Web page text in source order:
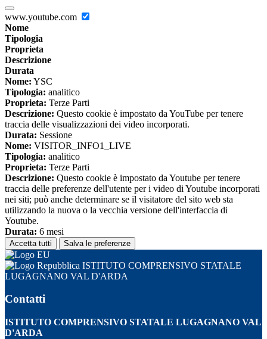
www.youtube.com
Nome
Tipologia
Proprieta
Descrizione
Durata
Nome: YSC
Tipologia: analitico
Proprieta: Terze Parti
Descrizione: Questo cookie è impostato da YouTube per tenere
traccia delle visualizzazioni dei video incorporati.
Durata: Sessione
Nome: VISITOR_INFO1_LIVE
Tipologia: analitico
Proprieta: Terze Parti
Descrizione: Questo cookie è impostato da Youtube per tenere
traccia delle preferenze dell'utente per i video di Youtube incorporati
nei siti; può anche determinare se il visitatore del sito web sta
utilizzando la nuova o la vecchia versione dell'interfaccia di
Youtube.
Durata: 6 mesi
Accetta tutti Salva le preferenze
ISTITUTO COMPRENSIVO STATALE
LUGAGNANO VAL D'ARDA
Contatti
ISTITUTO COMPRENSIVO STATALE LUGAGNANO VAL
D'ARDA